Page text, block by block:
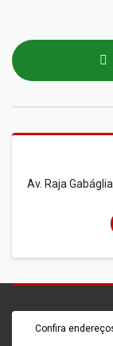
Av. Raja
Confira